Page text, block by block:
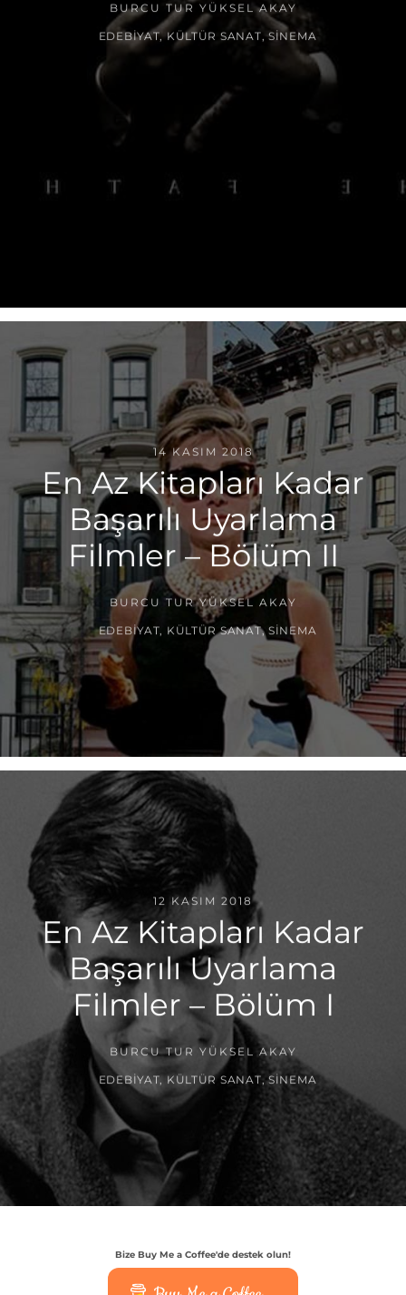
BURCU TUR YÜKSEL AKAY
EDEBIYAT,KÜLTÜR SANAT ,SINEMA
14 KASIM 2018
En Az Kitapları Kadar
Başarılı Uyarlama
Filmler – Bölüm II
BURCU TUR YÜKSEL AKAY
EDEBIYAT KÜLTÜR SANAT, SINEMA
12 KASIM 2018
En Az Kitapları Kadar
Başarılı Uyarlama
Filmler – Bölüm I
BURCU TUR YÜKSEL AKAY
EDEBIYAT, KÜLTÜR SANAT,SINEMA
Bize Buy Me a Coffee'de destek olun!